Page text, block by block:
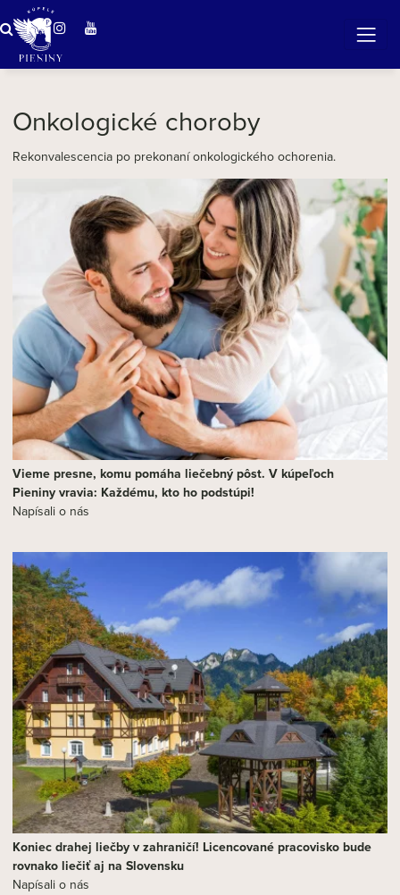
Zázračná voda v Pieninách
Onkologické choroby
Rekonvalescencia po prekonaní onkologického ochorenia.
Vieme presne, komu pomáha liečebný pôst. V kúpeľoch
Pieniny vravia: Každému, kto ho podstúpi!
Napísali o nás
Koniec drahej liečby v zahraničí! Licencované pracovisko bude
rovnako liečiť aj na Slovensku
Napísali o nás